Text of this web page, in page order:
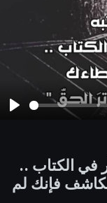
في الكتاب ..
فإنك لم